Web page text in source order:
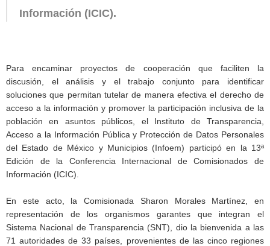
Información (ICIC).
Para encaminar proyectos de cooperación que faciliten la
discusión, el análisis y el trabajo conjunto para identificar
soluciones que permitan tutelar de manera efectiva el derecho de
acceso a la información y promover la participación inclusiva de la
población en asuntos públicos, el Instituto de Transparencia,
Acceso a la Información Pública y Protección de Datos Personales
del Estado de México y Municipios (Infoem) participó en la 13ª
Edición de la Conferencia Internacional de Comisionados de
Información (ICIC).
En este acto, la Comisionada Sharon Morales Martínez, en
representación de los organismos garantes que integran el
Sistema Nacional de Transparencia (SNT), dio la bienvenida a las
71 autoridades de 33 países, provenientes de las cinco regiones